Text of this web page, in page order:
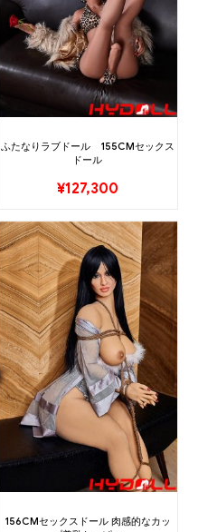
ふたなりラブドール 155CMセックス
ドール
¥127,300
156CMセックスドール 肉感的なカッ